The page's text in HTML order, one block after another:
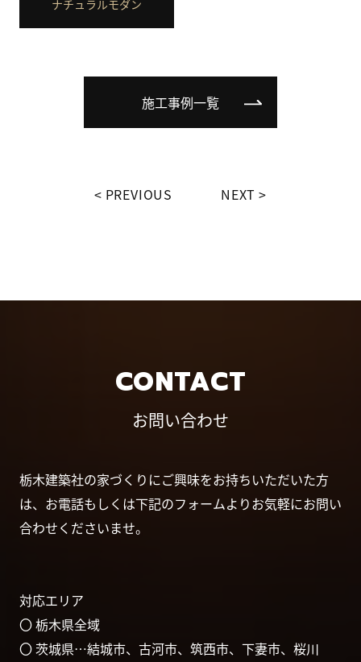
ナチュラルモダン
施工事例一覧
PREVIOUS NEXT
CONTACT
お問い合わせ
栃木建築社の家づくりにご興味をお持ちいただいた方
は、お電話もしくは下記のフォームよりお気軽にお問い
合わせくださいませ。
対応エリア
〇 栃木県全域
〇 茨城県…結城市、古河市、筑西市、下妻市、桜川